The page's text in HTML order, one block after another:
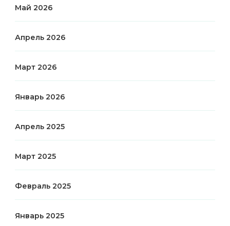
Май 2026
Апрель 2026
Март 2026
Январь 2026
Апрель 2025
Март 2025
Февраль 2025
Январь 2025